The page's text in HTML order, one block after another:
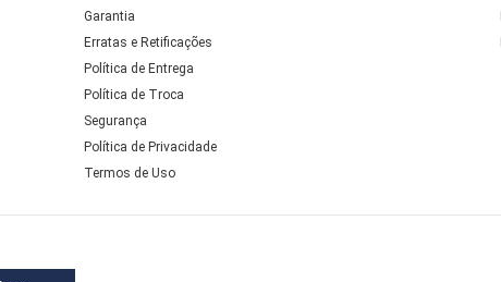
Garantia
Erratas e Retificações
Política de Entrega
Política de Troca
Segurança
Política de Privacidade
Termos de Uso